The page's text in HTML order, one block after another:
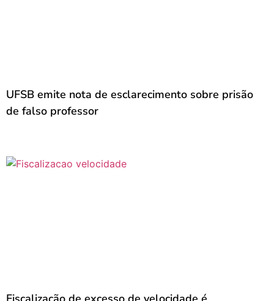
UFSB emite nota de esclarecimento sobre prisão
de falso professor